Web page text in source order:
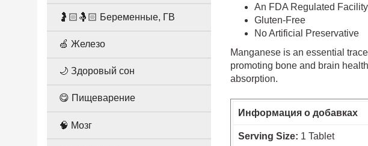
An FDA Regulated Facility
Gluten-Free
No Artificial Preservative
Manganese is an essential
promoting bone and brain
absorption.
Информация о добавках
Serving Size: 1 Tablet
🤰🏻🤱🏻 Беременные, ГВ
🍏 Железо
🌙 Здоровый сон
😋 Пищеварение
🧠 Мозг